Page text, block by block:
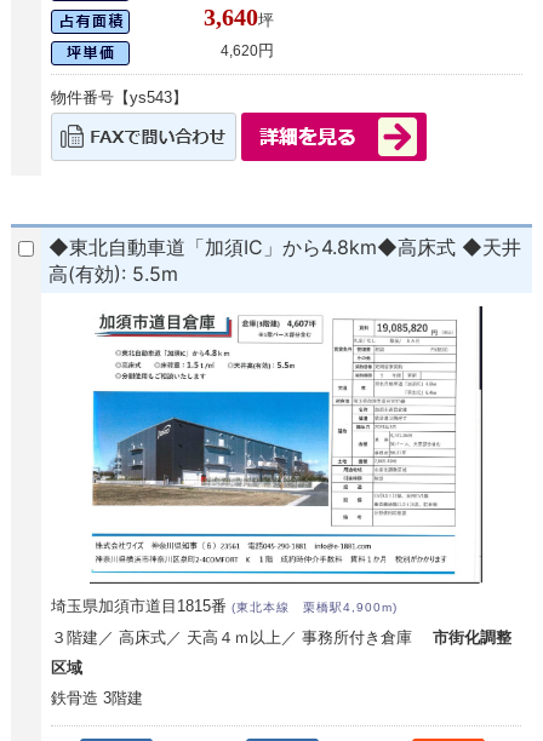
3,640坪
4,620円
物件番号【ys543】
◆東北自動車道「加須IC」から4.8km◆高床式 ◆天井
高(有効): 5.5m
埼玉県加須市道目1815番(東北本線 栗橋駅4,900m)
３階建／ 高床式／ 天高４ｍ以上／ 事務所付き倉庫市街化調整
区域
鉄骨造 3階建